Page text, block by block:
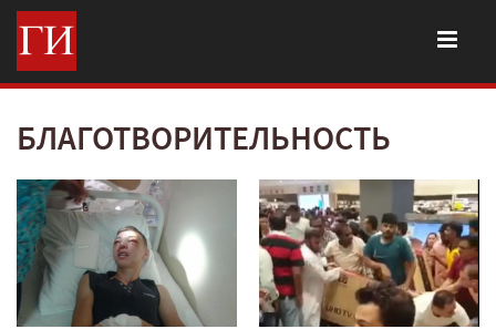
БЛАГОТВОРИТЕЛЬНОСТЬ